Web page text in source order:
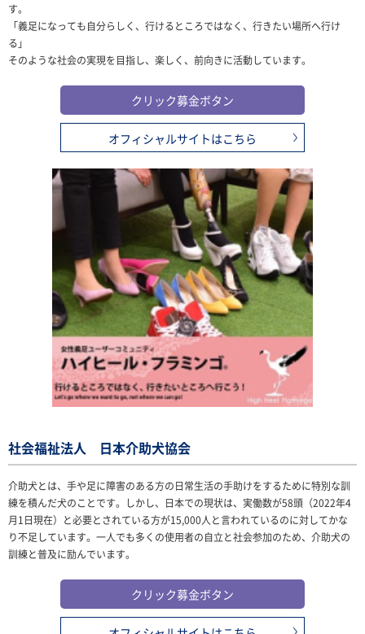
す。
「義足になっても自分らしく、行けるところではなく、行きたい場所へ行け
る」
そのような社会の実現を目指し、楽しく、前向きに活動しています。
クリック募金ボタン
オフィシャルサイトはこちら
社会福祉法人 日本介助犬協会
介助犬とは、手や足に障害のある方の日常生活の手助けをするために特別な訓
練を積んだ犬のことです。しかし、日本での現状は、実働数が58頭（2022年4
月1日現在）と必要とされている方が15,000人と言われているのに対してかな
り不足しています。一人でも多くの使用者の自立と社会参加のため、介助犬の
訓練と普及に励んでいます。
クリック募金ボタン